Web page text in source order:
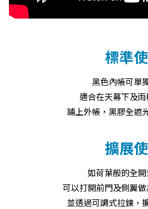
標準
黑色內帳可單
適合在天幕下及雨
鋪上外帳，黑膠全遮
擴展
如荷葉般的全開
可以打開前門及側翼做
並透過可調式拉鍊，